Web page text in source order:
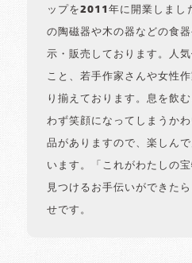
ップを2011年に開業しまし
の陶磁器や木の器などの食
示・販売しております。人
こと、若手作家さんや女性
り揃えております。息を飲
わず笑顔になってしまうか
品がありますので、楽しん
います。「これがわたしの
見つけるお手伝いができた
せです。